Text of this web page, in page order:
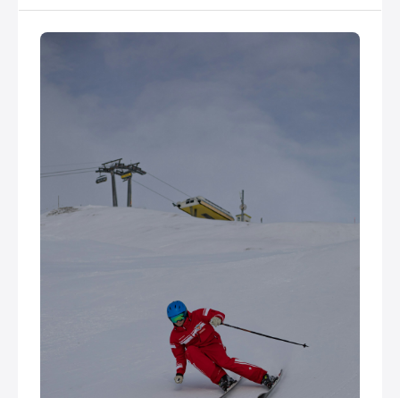
harmonieusement au sein du vaste domaine Les
Sybelles.